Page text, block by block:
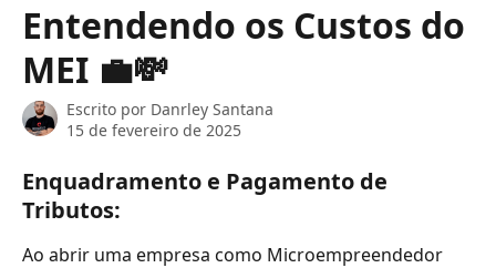
Entendendo os Custos do
MEI 💼💸
Escrito por Danrley Santana
15 de fevereiro de 2025
Enquadramento e Pagamento de
Tributos:
Ao abrir uma empresa como Microempreendedor